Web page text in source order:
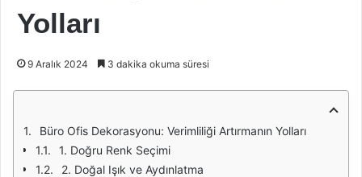
Yolları
9 Aralık 2024 3 dakika okuma süresi
Büro Ofis Dekorasyonu: Verimliliği Artırmanın Yolları
1. Doğru Renk Seçimi
2. Doğal Işık ve Aydınlatma